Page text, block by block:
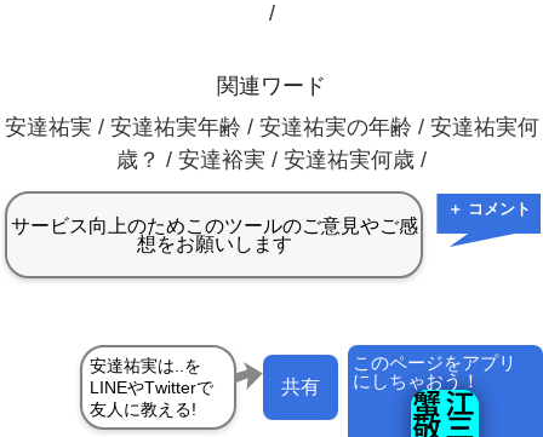
/
関連ワード
安達祐実 / 安達祐実年齢 / 安達祐実の年齢 / 安達祐実何
歳？ / 安達裕実 / 安達祐実何歳 /
＋ コメント
このページをアプリ
にしちゃおう！
共有